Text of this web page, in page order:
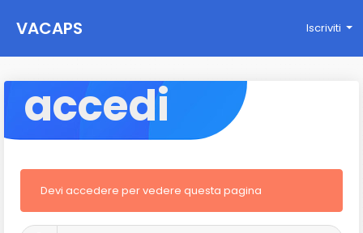
VACAPS Iscriviti
accedi
Devi accedere per vedere questa pagina